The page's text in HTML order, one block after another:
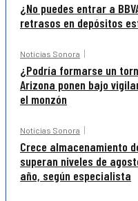
¿No puedes entrar a
retrasos en depósitos
Noticias Sonora
¿Podría formarse un
Arizona ponen bajo
el monzón
Noticias Sonora
Crece almacenamiento
superan niveles de
año, según especialista